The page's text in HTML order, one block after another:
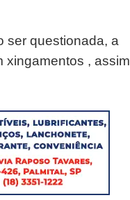
ser questionada, a
xingamentos , assim